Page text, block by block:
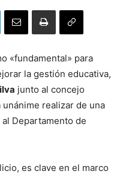
«fundamental» para
la gestión educativa,
junto al concejo
realizar de una
al Departamento de
es clave en el marco